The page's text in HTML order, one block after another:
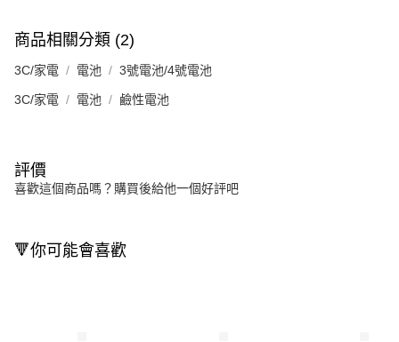
商品相關分類 (2)
3C/家電 電池 3號電池/4號電池
3C/家電 電池 鹼性電池
評價
喜歡這個商品嗎？購買後給他一個好評吧
🔻你可能會喜歡